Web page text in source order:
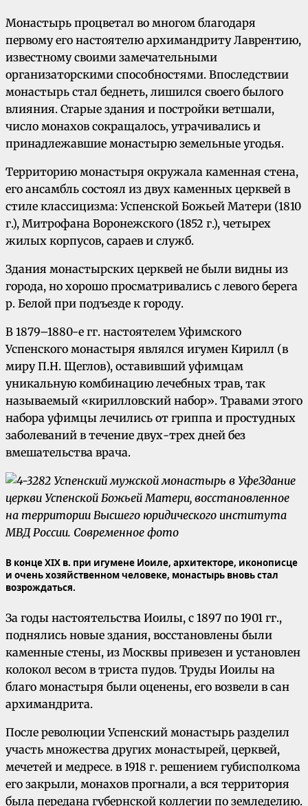
Монастырь процветал во многом благодаря
первому его настоятелю архимандриту Лаврентию,
известному своими замечательными
организаторскими способностями. Впоследствии
монастырь стал беднеть, лишился своего былого
влияния. Старые здания и постройки ветшали,
число монахов сокращалось, утрачивались и
принадлежавшие монастырю земельные угодья.
Территорию монастыря окружала каменная стена,
его ансамбль состоял из двух каменных церквей в
стиле классицизма: Успенской Божьей Матери (1810
г.), Митрофана Воронежского (1852 г.), четырех
жилых корпусов, сараев и служб.
Здания монастырских церквей не были видны из
города, но хорошо просматривались с левого берега
р. Белой при подъезде к городу.
В 1879–1880-е гг. настоятелем Уфимского
Успенского монастыря являлся игумен Кирилл (в
миру П.Н. Щеглов), оставивший уфимцам
уникальную комбинацию лечебных трав, так
называемый «кирилловский набор». Травами этого
набора уфимцы лечились от гриппа и простудных
заболеваний в течение двух-трех дней без
вмешательства врача.
Здание
церкви Успенской Божьей Матери, восстановленное
на территории Высшего юридического института
МВД России. Современное фото
В конце XIX в. при игумене Иоиле, архитекторе, иконописце
и очень хозяйственном человеке, монастырь вновь стал
возрождаться.
За годы настоятельства Иоилы, с 1897 по 1901 гг.,
поднялись новые здания, восстановлены были
каменные стены, из Москвы привезен и установлен
колокол весом в триста пудов. Труды Иоилы на
благо монастыря были оценены, его возвели в сан
архимандрита.
После революции Успенский монастырь разделил
участь множества других монастырей, церквей,
мечетей и медресе. в 1918 г. решением губисполкома
его закрыли, монахов прогнали, а вся территория
была передана губернской коллегии по земледелию.